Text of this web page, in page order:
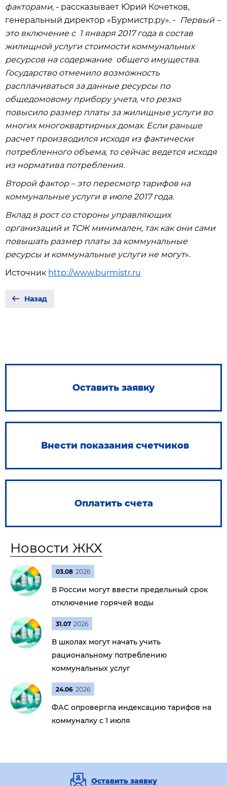
факторами, - рассказывает Юрий Кочетков,
генеральный директор «Бурмистр.ру». - Первый –
это включение с 1 января 2017 года в состав
жилищной услуги стоимости коммунальных
ресурсов на содержание общего имущества.
Государство отменило возможность
расплачиваться за данные ресурсы по
общедомовому прибору учета, что резко
повысило размер платы за жилищные услуги во
многих многоквартирных домах. Если раньше
расчет производился исходя из фактически
потребленного объема, то сейчас ведется исходя
из норматива потребления.
Второй фактор – это пересмотр тарифов на
коммунальные услуги в июле 2017 года.
Вклад в рост со стороны управляющих
организаций и ТСЖ минимален, так как они сами
повышать размер платы за коммунальные
ресурсы и коммунальные услуги не могут».
Источник http://www.burmistr.ru
Назад
Оставить заявку
Внести показания счетчиков
Оплатить счета
Новости ЖКХ
03.08 2026
В России могут ввести предельный срок
отключение горячей воды
31.07 2026
В школах могут начать учить
рациональному потреблению
коммунальных услуг
24.06 2026
ФАС опровергла индексацию тарифов на
коммуналку с 1 июля
Оставить заявку